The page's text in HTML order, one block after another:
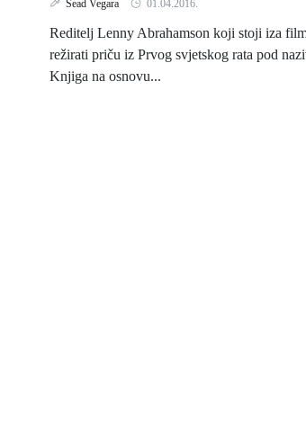
Sead Vegara 01.04.2016.
Reditelj Lenny Abrahamson koji stoji iza
režirati priču iz Prvog svjetskog rata pod
Knjiga na osnovu...